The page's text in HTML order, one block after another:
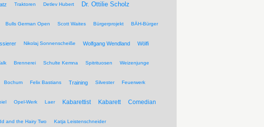
Traktoren Detlev Hubert Dr. Ottilie Scholz
Bulls German Open Scott Waites Bürgerprojekt BÄH-Bürger
Nikolaj Sonnenscheiße Wolfgang Wendland Wölfi
Brennerei Schulte Kemna Spitrituosen Weizenjunge
Bochum Felix Bastians Training Silvester Feuerwerk
Opel-Werk Laer Kabarettist Kabarett Comedian
and the Hairy Two Katja Leistenschneider